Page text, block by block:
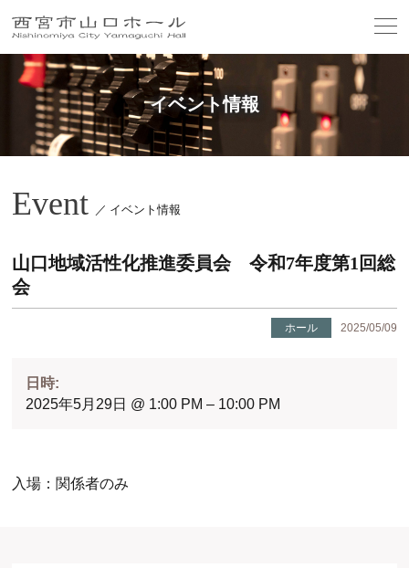
イベント情報
Event ／ イベント情報
山口地域活性化推進委員会 令和7年度第1回総
会
ホール 2025/05/09
日時:
2025年5月29日 @ 1:00 PM – 10:00 PM
入場：関係者のみ